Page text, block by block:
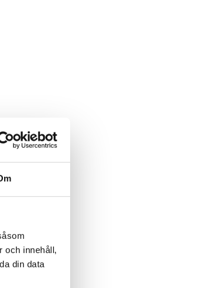
och innehåll,
din data